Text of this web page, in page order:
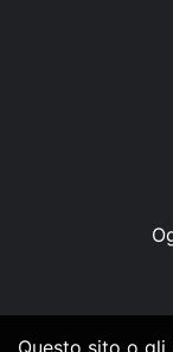
Questo sito o